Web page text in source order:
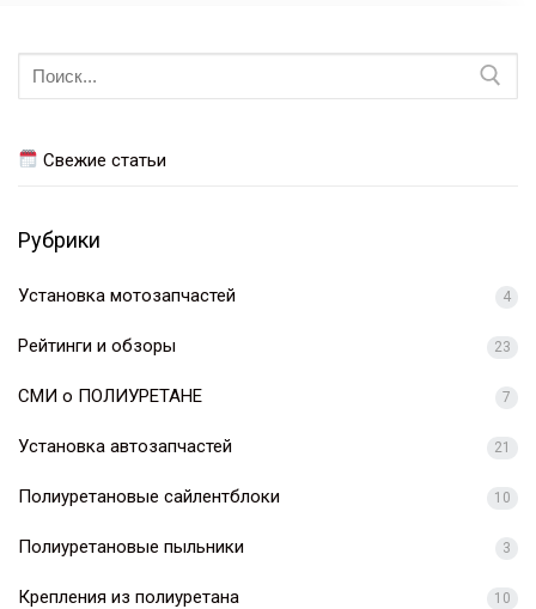
Искать:
Свежие статьи
Рубрики
Установка мотозапчастей 4
Рейтинги и обзоры 23
СМИ о ПОЛИУРЕТАНЕ 7
Установка автозапчастей 21
Полиуретановые сайлентблоки 10
Полиуретановые пыльники 3
Крепления из полиуретана 10